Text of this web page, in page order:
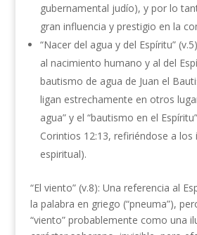
gubernamental judío), y por lo
gran influencia y prestigio en la
“Nacer del agua y del Espíritu”
al nacimiento humano y al del
bautismo de agua de Juan el
ligan estrechamente en otros
agua” y el “bautismo en el
Corintios 12:13, refiriéndose a los
espiritual).
“El viento” (v.8): Una referencia al
la palabra en griego (“pneuma”),
“viento” probablemente como una